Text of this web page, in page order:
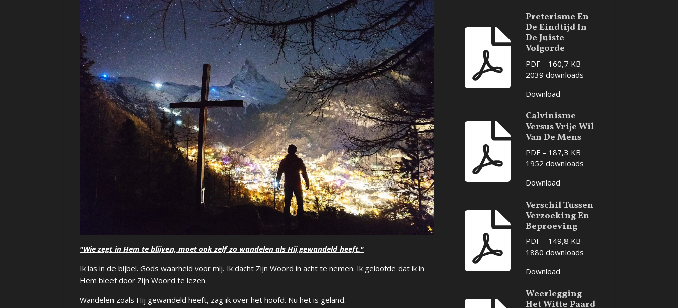
"Wie zegt in Hem te blijven, moet ook zelf zo wandelen als Hij gewandeld heeft."
Ik las in de bijbel. Gods waarheid voor mij. Ik dacht Zijn Woord in acht te nemen. Ik geloofde dat ik in
Hem bleef door Zijn Woord te lezen.
Wandelen zoals Hij gewandeld heeft, zag ik over het hoofd. Nu het is geland.
Preterisme En
De Eindtijd In
De Juiste
Volgorde
PDF – 160,7 KB
2039 downloads
Download
Calvinisme
Versus Vrije Wil
Van De Mens
PDF – 187,3 KB
1952 downloads
Download
Verschil Tussen
Verzoeking En
Beproeving
PDF – 149,8 KB
1880 downloads
Download
Weerlegging
Het Witte Paard